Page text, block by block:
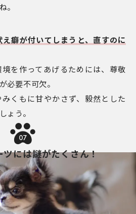
。
え癖が付いてしまうと、直すのに
を作ってあげるためには、尊敬
必要不可欠。
くもに甘やかさず、毅然とした
ょう。
07
ツには謎がたくさん！